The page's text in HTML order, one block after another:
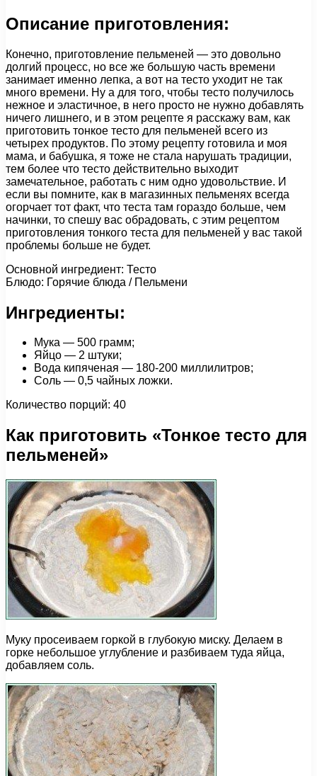
Описание приготовления:
Конечно, приготовление пельменей — это довольно
долгий процесс, но все же большую часть времени
занимает именно лепка, а вот на тесто уходит не так
много времени. Ну а для того, чтобы тесто получилось
нежное и эластичное, в него просто не нужно добавлять
ничего лишнего, и в этом рецепте я расскажу вам, как
приготовить тонкое тесто для пельменей всего из
четырех продуктов. По этому рецепту готовила и моя
мама, и бабушка, я тоже не стала нарушать традиции,
тем более что тесто действительно выходит
замечательное, работать с ним одно удовольствие. И
если вы помните, как в магазинных пельменях всегда
огорчает тот факт, что теста там гораздо больше, чем
начинки, то спешу вас обрадовать, с этим рецептом
приготовления тонкого теста для пельменей у вас такой
проблемы больше не будет.
Основной ингредиент: Тесто
Блюдо: Горячие блюда / Пельмени
Ингредиенты:
Мука — 500 грамм;
Яйцо — 2 штуки;
Вода кипяченая — 180-200 миллилитров;
Соль — 0,5 чайных ложки.
Количество порций: 40
Как приготовить «Тонкое тесто для
пельменей»
Муку просеиваем горкой в глубокую миску. Делаем в
горке небольшое углубление и разбиваем туда яйца,
добавляем соль.